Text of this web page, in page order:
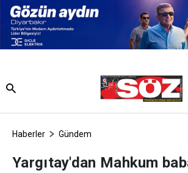
Haberler Gündem
Yargıtay'dan Mahkum